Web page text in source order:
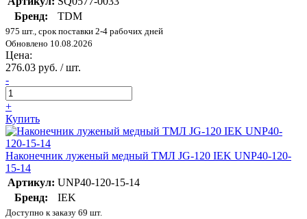
Бренд:
TDM
975 шт., срок поставки 2-4 рабочих дней
Обновлено 10.08.2026
Цена:
276.03 руб. / шт.
-
+
Купить
Наконечник луженый медный ТМЛ JG-120 IEK UNP40-120-
15-14
Артикул: UNP40-120-15-14
Бренд:
IEK
Доступно к заказу 69 шт.